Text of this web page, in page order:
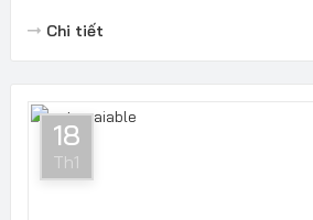
Chi tiết
18
Th1